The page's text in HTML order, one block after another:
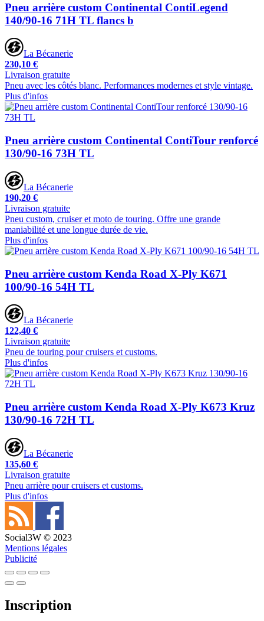
Pneu arrière custom Continental ContiLegend
140/90-16 71H TL flancs b
La Bécanerie
230,10 €
Livraison gratuite
Pneu avec les côtés blanc. Performances modernes et style vintage.
Plus d'infos
Pneu arrière custom Continental ContiTour renforcé
130/90-16 73H TL
La Bécanerie
190,20 €
Livraison gratuite
Pneu custom, cruiser et moto de touring. Offre une grande
maniabilité et une longue durée de vie.
Plus d'infos
Pneu arrière custom Kenda Road X-Ply K671
100/90-16 54H TL
La Bécanerie
122,40 €
Livraison gratuite
Pneu de touring pour cruisers et customs.
Plus d'infos
Pneu arrière custom Kenda Road X-Ply K673 Kruz
130/90-16 72H TL
La Bécanerie
135,60 €
Livraison gratuite
Pneu arrière pour cruisers et customs.
Plus d'infos
Social3W © 2023
Mentions légales
Publicité
Inscription